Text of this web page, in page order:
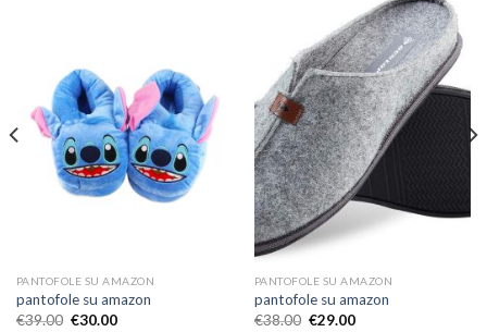
PANTOFOLE SU AMAZON
pantofole su amazon
€39.00 €30.00
PANTOFOLE SU AMAZON
pantofole su amazon
€38.00 €29.00